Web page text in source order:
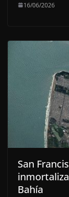
16/06/2026
San
Bahía